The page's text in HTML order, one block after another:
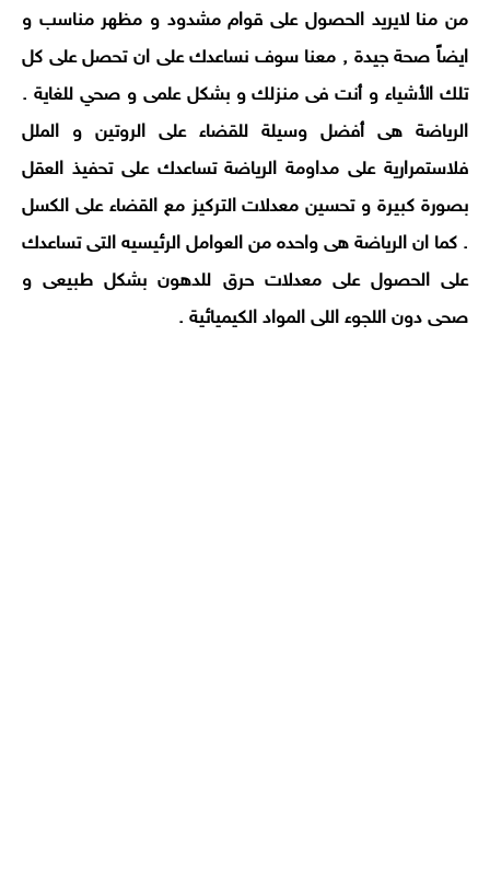
من منا لايريد الحصول على قوام مشدود و مظهر مناسب و
ايضاً صحة جيدة , معنا سوف نساعدك على ان تحصل على كل
تلك الأشياء و أنت فى منزلك و بشكل علمى و صحي للغاية .
الرياضة هى أفضل وسيلة للقضاء على الروتين و الملل
فلاستمرارية على مداومة الرياضة تساعدك على تحفيذ العقل
بصورة كبيرة و تحسين معدلات التركيز مع القضاء على الكسل
. كما ان الرياضة هى واحده من العوامل الرئيسيه التى تساعدك
على الحصول على معدلات حرق للدهون بشكل طبيعى و
صحى دون اللجوء اللى المواد الكيميائية .